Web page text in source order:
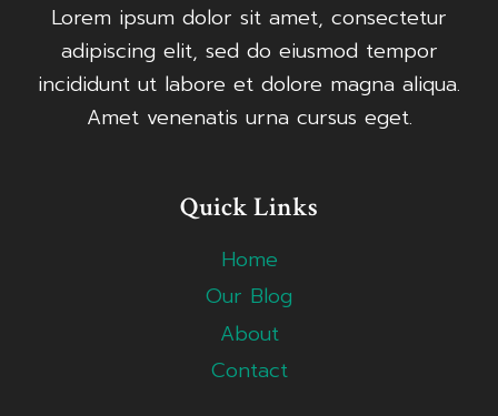
Lorem ipsum dolor sit amet, consectetur
adipiscing elit, sed do eiusmod tempor
incididunt ut labore et dolore magna aliqua.
Amet venenatis urna cursus eget.
Quick Links
Home
Our Blog
About
Contact